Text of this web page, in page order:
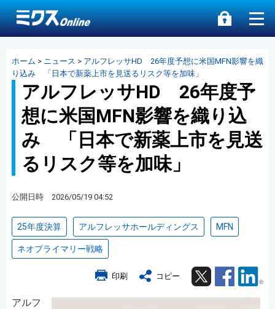
ホーム > ニュース > アルフレッサHD 26年度予想に米国MFN影響を織
り込み 「日本で新薬上市を見送るリスク等を加味」
アルフレッサHD 26年度予
想に米国MFN影響を織り込
み 「日本で新薬上市を見送
るリスク等を加味」
公開日時 2026/05/19 04:52
25年度決算 アルフレッサホールディングス MFN
ネオプライマリー戦略
印刷 コピー Twitter Facebook
アルフ